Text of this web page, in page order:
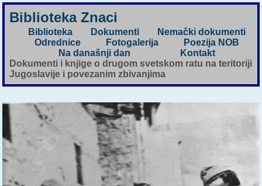
Biblioteka Znaci
Biblioteka Dokumenti
Nemački dokumenti
Odrednice
Fotogalerija
Poezija NOB
Na današnji dan
Kontakt
Dokumenti i knjige o drugom svetskom ratu na teritoriji
Jugoslavije i povezanim zbivanjima